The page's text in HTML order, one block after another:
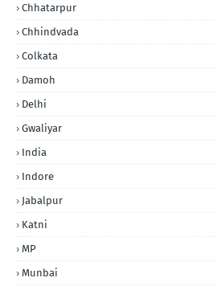
Chhatarpur
Chhindvada
Colkata
Damoh
Delhi
Gwaliyar
India
Indore
Jabalpur
Katni
MP
Munbai